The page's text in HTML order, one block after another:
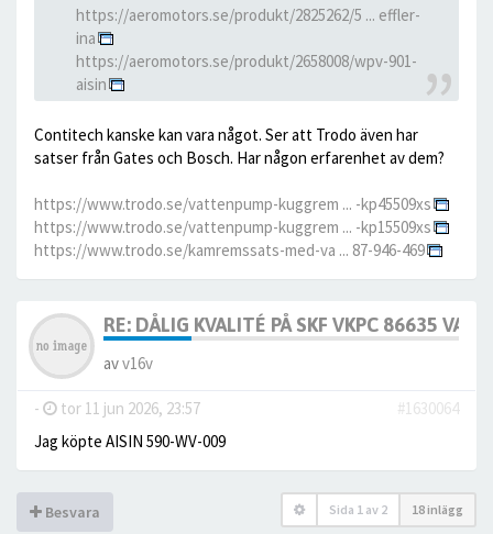
https://aeromotors.se/produkt/2825262/5 ... effler-
ina
https://aeromotors.se/produkt/2658008/wpv-901-
aisin
Contitech kanske kan vara något. Ser att Trodo även har
satser från Gates och Bosch. Har någon erfarenhet av dem?
https://www.trodo.se/vattenpump-kuggrem ... -kp45509xs
https://www.trodo.se/vattenpump-kuggrem ... -kp15509xs
https://www.trodo.se/kamremssats-med-va ... 87-946-469
RE: DÅLIG KVALITÉ PÅ SKF VKPC 86635
avv16v
- tor 11 jun 2026, 23:57
#1630064
Jag köpte AISIN 590-WV-009
Besvara Sida 1 av 2 18 inlägg